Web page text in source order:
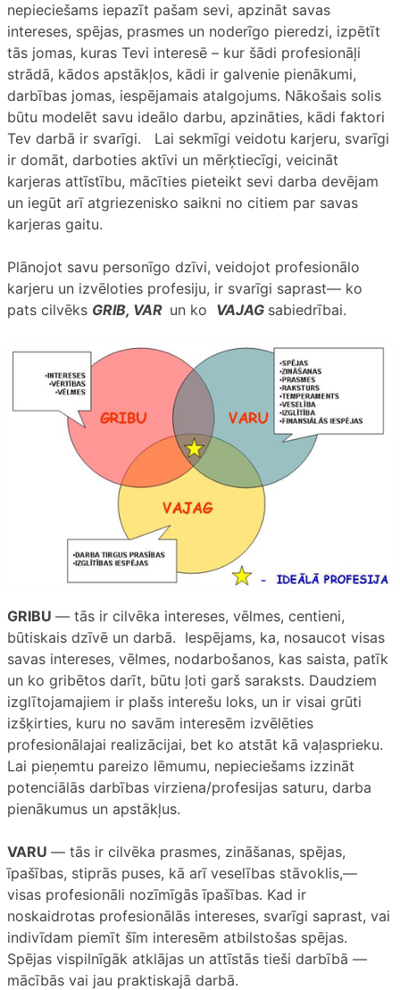
nepieciešams iepazīt pašam sevi, apzināt savas
intereses, spējas, prasmes un noderīgo pieredzi, izpētīt
tās jomas, kuras Tevi interesē – kur šādi profesionāļi
strādā, kādos apstākļos, kādi ir galvenie pienākumi,
darbības jomas, iespējamais atalgojums. Nākošais solis
būtu modelēt savu ideālo darbu, apzināties, kādi faktori
Tev darbā ir svarīgi. Lai sekmīgi veidotu karjeru, svarīgi
ir domāt, darboties aktīvi un mērķtiecīgi, veicināt
karjeras attīstību, mācīties pieteikt sevi darba devējam
un iegūt arī atgriezenisko saikni no citiem par savas
karjeras gaitu.
Plānojot savu personīgo dzīvi, veidojot profesionālo
karjeru un izvēloties profesiju, ir svarīgi saprast— ko
pats cilvēks GRIB, VAR un ko VAJAG sabiedrībai.
GRIBU — tās ir cilvēka intereses, vēlmes, centieni,
būtiskais dzīvē un darbā. Iespējams, ka, nosaucot visas
savas intereses, vēlmes, nodarbošanos, kas saista, patīk
un ko gribētos darīt, būtu ļoti garš saraksts. Daudziem
izglītojamajiem ir plašs interešu loks, un ir visai grūti
izšķirties, kuru no savām interesēm izvēlēties
profesionālajai realizācijai, bet ko atstāt kā vaļasprieku.
Lai pieņemtu pareizo lēmumu, nepieciešams izzināt
potenciālās darbības virziena/profesijas saturu, darba
pienākumus un apstākļus.
VARU — tās ir cilvēka prasmes, zināšanas, spējas,
īpašības, stiprās puses, kā arī veselības stāvoklis,—
visas profesionāli nozīmīgās īpašības. Kad ir
noskaidrotas profesionālās intereses, svarīgi saprast, vai
indivīdam piemīt šīm interesēm atbilstošas spējas.
Spējas vispilnīgāk atklājas un attīstās tieši darbībā —
mācībās vai jau praktiskajā darbā.